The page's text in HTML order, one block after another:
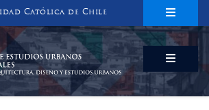
Católica de Chile
ESTUDIOS URBANOS